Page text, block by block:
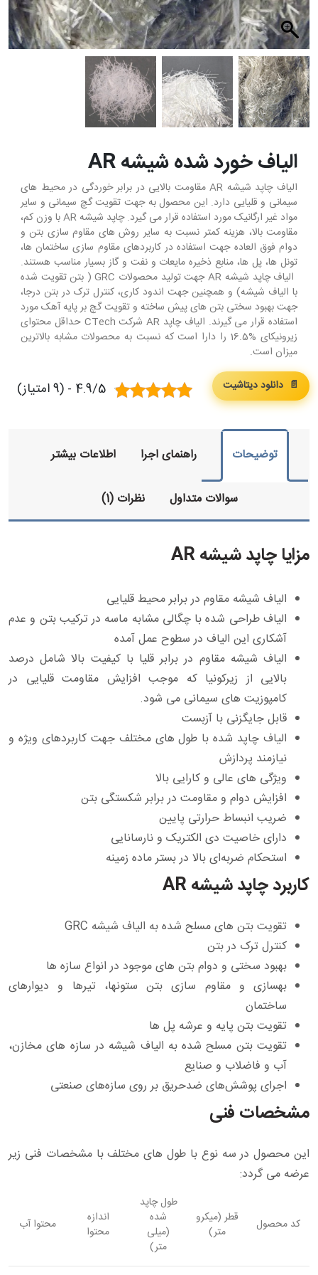
الیاف خورد شده شیشه AR
الیاف چاپد شیشه AR مقاومت بالایی در برابر خوردگی در محیط های
سیمانی و قلیایی دارد. این محصول به جهت تقویت گچ سیمانی و سایر
مواد غیر ارگانیک مورد استفاده قرار می گیرد. چاپد شیشه AR با وزن کم،
مقاومت بالا، هزینه کمتر نسبت به سایر روش های مقاوم سازی بتن و
دوام فوق العاده جهت استفاده در کاربردهای مقاوم سازی ساختمان ها،
تونل ها، پل ها، منابع ذخیره مایعات و نفت و گاز بسیار مناسب هستند.
الیاف چاپد شیشه AR جهت تولید محصولات GRC ( بتن تقویت شده
با الیاف شیشه) و همچنین جهت اندود کاری، کنترل ترک در بتن درجا،
جهت بهبود سختی بتن های پیش ساخته و تقویت گچ بر پایه آهک مورد
استفاده قرار می گیرند. الیاف چاپد AR شرکت CTech حداقل محتوای
زیرونیکای %16.5 را دارا است که نسبت به محصولات مشابه بالاترین
میزان است.
📄 دانلود دیتاشیت
4.9/5 - (9 امتیاز)
توضیحات راهنمای اجرا اطلاعات بیشتر
سوالات متداول نظرات (1)
مزایا چاپد شیشه AR
الیاف شیشه مقاوم در برابر محیط قلیایی
الیاف طراحی شده با چگالی مشابه ماسه در ترکیب بتن و عدم
آشکاری این الیاف در سطوح عمل آمده
الیاف شیشه مقاوم در برابر قلیا با کیفیت بالا شامل درصد
بالایی از زیرکونیا که موجب افزایش مقاومت قلیایی در
کامپوزیت های سیمانی می شود.
قابل جایگزنی با آزبست
الیاف چاپد شده با طول های مختلف جهت کاربردهای ویژه و
نیازمند پردازش
ویژگی های عالی و کارایی بالا
افزایش دوام و مقاومت در برابر شکستگی بتن
ضریب انبساط حرارتی پایین
دارای خاصیت دی الکتریک و نارسانایی
استحکام ضربه‌ای بالا در بستر ماده زمینه
کاربرد چاپد شیشه AR
تقویت بتن های مسلح شده به الیاف شیشه GRC
کنترل ترک در بتن
بهبود سختی و دوام بتن های موجود در انواع سازه ها
بهسازی و مقاوم سازی بتن ستونها، تیرها و دیوارهای
ساختمان
تقویت بتن پایه و عرشه پل ها
تقویت بتن مسلح شده به الیاف شیشه در سازه های مخازن،
آب و فاضلاب و صنایع
اجرای پوشش‌های ضدحریق بر روی سازه‌های صنعتی
مشخصات فنی
این محصول در سه نوع با طول های مختلف با مشخصات فنی زیر
عرضه می گردد:
کد محصول
قطر (میکرو
متر)
طول چاپد
شده
(میلی
متر)
اندازه
محتوا
محتوا آب